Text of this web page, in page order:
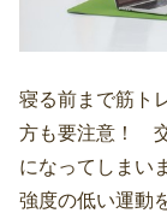
寝る前まで筋ト
方も要注意！
になってしまい
強度の低い運動